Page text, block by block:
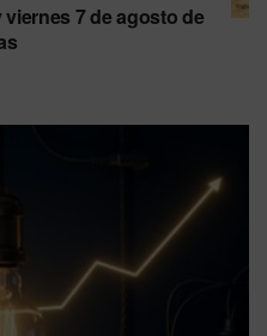
7 de agosto de